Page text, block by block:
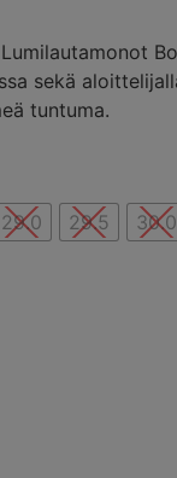
sekä
tuntuma.
29.0 29.5 30.0